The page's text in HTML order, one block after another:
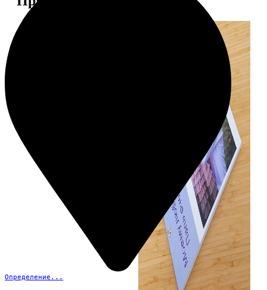
Определение...